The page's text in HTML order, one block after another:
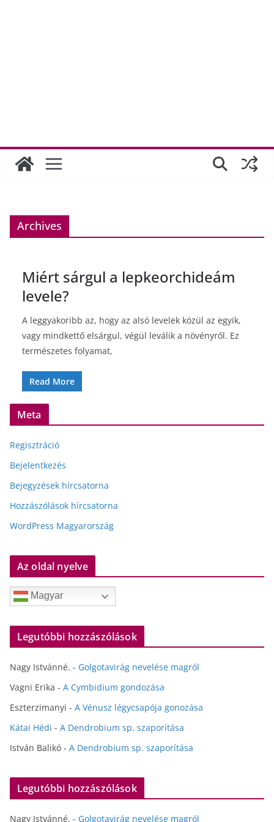
Archives
Miért sárgul a lepkeorchideám
levele?
A leggyakoribb az, hogy az alsó levelek közül az egyik,
vagy mindkettő elsárgul, végül leválik a növényről. Ez
természetes folyamat,
Read More
Meta
Regisztráció
Bejelentkezés
Bejegyzések hírcsatorna
Hozzászólások hírcsatorna
WordPress Magyarország
Az oldal nyelve
Magyar
Legutóbbi hozzászólások
Nagy Istvánné. - Golgotavirág nevelése magról
Vagni Erika - A Cymbidium gondozása
Eszterzimanyi - A Vénusz légycsapója gonozása
Kátai Hédi - A Dendrobium sp. szaporítása
István Balikó - A Dendrobium sp. szaporítása
Legutóbbi hozzászólások
Nagy Istvánné. - Golgotavirág nevelése magról